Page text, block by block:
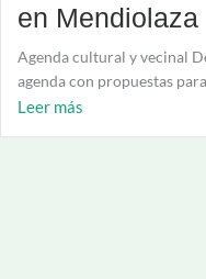
en Mendiolaza
Agenda cultural y vecinal
agenda con propuestas
Leer más